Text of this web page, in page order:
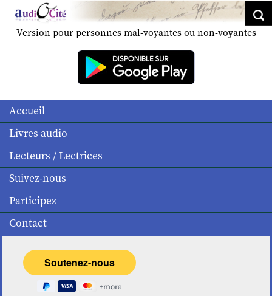
Version pour personnes mal-voyantes ou non-voyantes
Accueil
Livres audio
Lecteurs / Lectrices
Suivez-nous
Participez
Contact